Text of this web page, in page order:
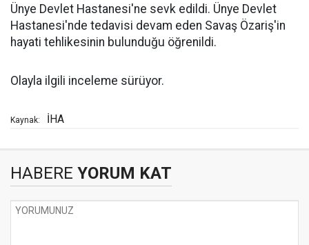
Ünye Devlet Hastanesi'ne sevk edildi. Ünye Devlet
Hastanesi'nde tedavisi devam eden Savaş Özariş'in
hayati tehlikesinin bulunduğu öğrenildi.
Olayla ilgili inceleme sürüyor.
Kaynak: İHA
HABERE YORUM KAT